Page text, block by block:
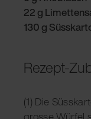
22 g
130 g
Rezept-
(1) Die